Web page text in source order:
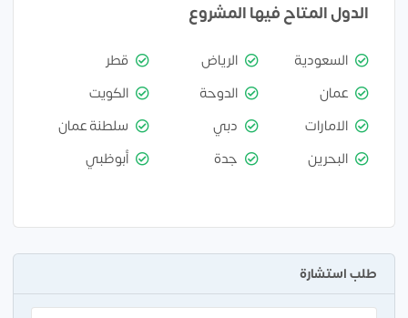
الدول المتاح فيها المشروع
السعودية الرياض
قطر
عمان
الدوحة
الكويت
الامارات
دبي
سلطنة عمان
البحرين
جدة أبوظبي
طلب استشارة